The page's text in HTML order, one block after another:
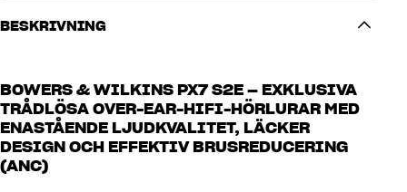
BESKRIVNING
BOWERS & WILKINS PX7 S2E – EXKLUSIVA
TRÅDLÖSA OVER-EAR-HIFI-HÖRLURAR MED
ENASTÅENDE LJUDKVALITET, LÄCKER
DESIGN OCH EFFEKTIV BRUSREDUCERING
(ANC)